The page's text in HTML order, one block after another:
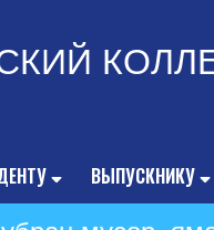
ВЫПУСКНИКУ